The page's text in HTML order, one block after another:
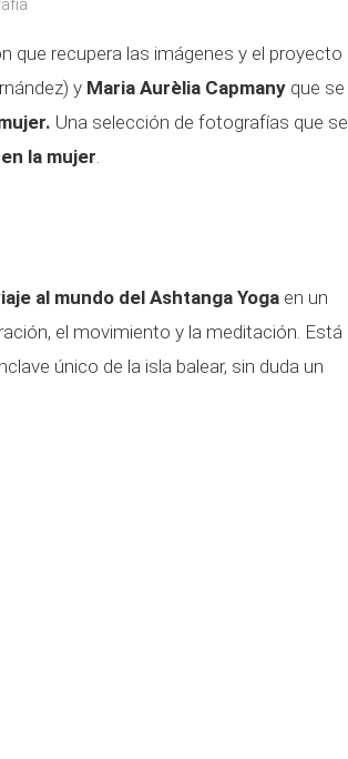
que recupera las imágenes y el proyecto
y Maria Aurèlia Capmany que se
Una selección de fotografías que se
la mujer.
al mundo del Ashtanga Yoga en un
el movimiento y la meditación. Está
único de la isla balear, sin duda un